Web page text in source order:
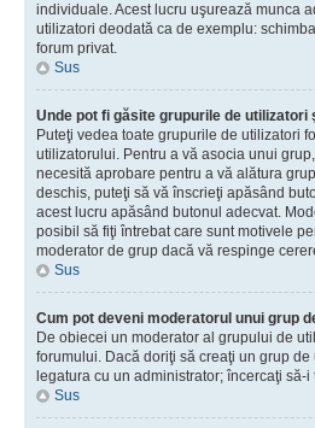
individuale. Acest lucru uşurează munca
utilizatori deodată ca de exemplu:
forum privat.
Sus
Unde pot fi găsite grupurile de utilizatori
Puteţi vedea toate grupurile de utilizatori
utilizatorului. Pentru a vă asocia unui
necesită aprobare pentru a vă alătura
deschis, puteţi să vă înscrieţi apăsând
acest lucru apăsând butonul adecvat.
posibil să fiţi întrebat care sunt motivele
moderator de grup dacă vă respinge
Sus
Cum pot deveni moderatorul unui grup
De obiecei un moderator al grupului de
forumului. Dacă doriţi să creaţi un grup
legatura cu un administrator; încercaţi să-
Sus